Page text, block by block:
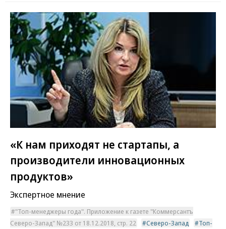
«К нам приходят не стартапы, а
производители инновационных
продуктов»
Экспертное мнение
"Топ-менеджеры года". Приложение к газете "Коммерсантъ
Северо-Запад" №233 от 18.12.2018, стр. 22
Северо-Запад
Топ-